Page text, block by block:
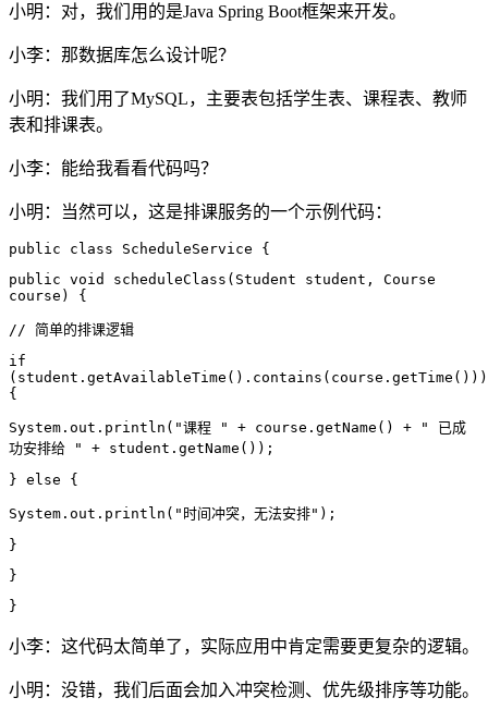
小明：对，我们用的是Java Spring Boot框架来开发。
小李：那数据库怎么设计呢？
小明：我们用了MySQL，主要表包括学生表、课程表、教师
表和排课表。
小李：能给我看看代码吗？
小明：当然可以，这是排课服务的一个示例代码：
public class ScheduleService {
public void scheduleClass(Student student, Course
course) {
// 简单的排课逻辑
if
(student.getAvailableTime().contains(course.getTime()))
{
System.out.println("课程 " + course.getName() + " 已成
功安排给 " + student.getName());
} else {
System.out.println("时间冲突，无法安排");
}
}
}
小李：这代码太简单了，实际应用中肯定需要更复杂的逻辑。
小明：没错，我们后面会加入冲突检测、优先级排序等功能。